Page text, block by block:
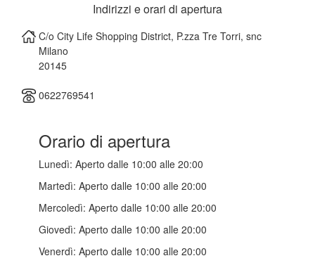
Indirizzi e orari di apertura
C/o City Life Shopping District, P.zza Tre Torri, snc
Milano
20145
0622769541
Orario di apertura
Lunedì: Aperto dalle 10:00 alle 20:00
Martedì: Aperto dalle 10:00 alle 20:00
Mercoledì: Aperto dalle 10:00 alle 20:00
Giovedì: Aperto dalle 10:00 alle 20:00
Venerdì: Aperto dalle 10:00 alle 20:00